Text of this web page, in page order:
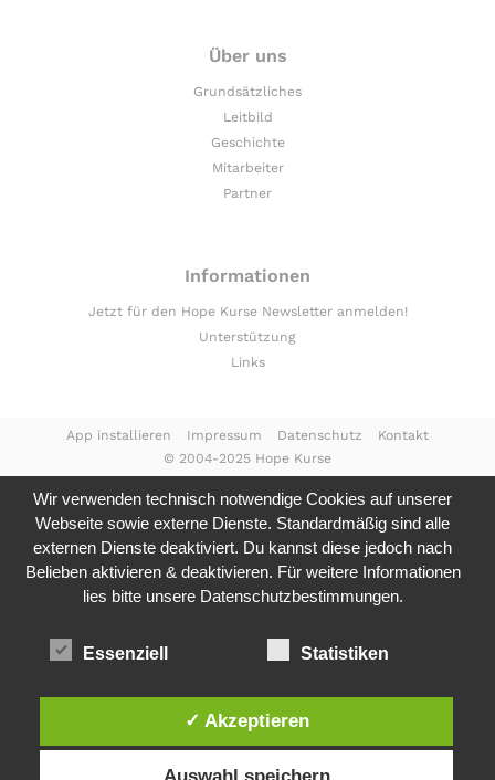
Über uns
Grundsätzliches
Leitbild
Geschichte
Mitarbeiter
Partner
Informationen
Jetzt für den Hope Kurse Newsletter anmelden!
Unterstützung
Links
© 2004-2025 Hope Kurse
App installieren Impressum Datenschutz Kontakt
Wir verwenden technisch notwendige Cookies auf unserer
Webseite sowie externe Dienste. Standardmäßig sind alle
externen Dienste deaktiviert. Du kannst diese jedoch nach
Belieben aktivieren & deaktivieren. Für weitere Informationen
lies bitte unsere Datenschutzbestimmungen.
Essenziell Statistiken
✓ Akzeptieren
Auswahl speichern